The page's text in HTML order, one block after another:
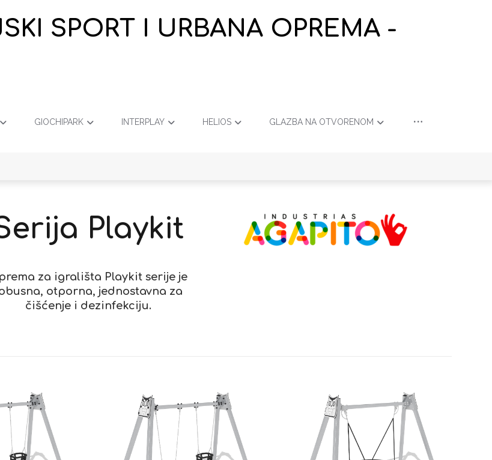
SPORT I URBANA OPREMA -
GIOCHIPARK INTERPLAY HELIOS GLAZBA NA OTVORENOM
Playkit
za igrališta Playkit serije je
otporna, jednostavna za
čišćenje i dezinfekciju.